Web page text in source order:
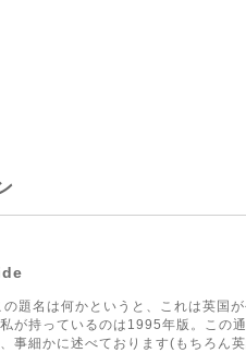
題名は何かというと、これは英国
が持っているのは1995年版。この
事細かに述べております(もちろん